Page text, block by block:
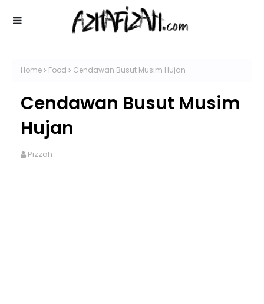
Home Food Cendawan Busut Musim Hujan
Cendawan Busut Musim
Hujan
Pizzah